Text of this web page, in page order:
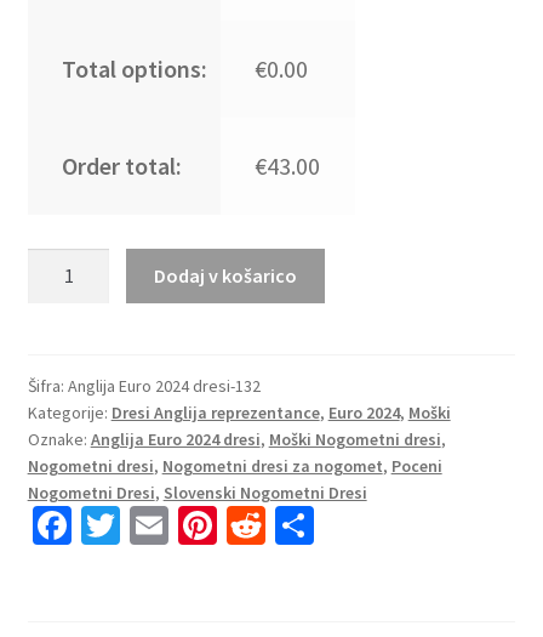
Total options: €0.00
Order total: €43.00
reprezentance
Anglija
Gostujoči
Euro
2024
Ramsdale
Dodaj v košarico
Šifra: Anglija Euro 2024 dresi-132
Kategorije: Dresi Anglija reprezentance, Euro 2024, Moški
Oznake: Anglija Euro 2024 dresi, Moški Nogometni dresi,
Nogometni dresi, Nogometni dresi za nogomet, Poceni
Nogometni Dresi, Slovenski Nogometni Dresi
Fa T E Pi R S